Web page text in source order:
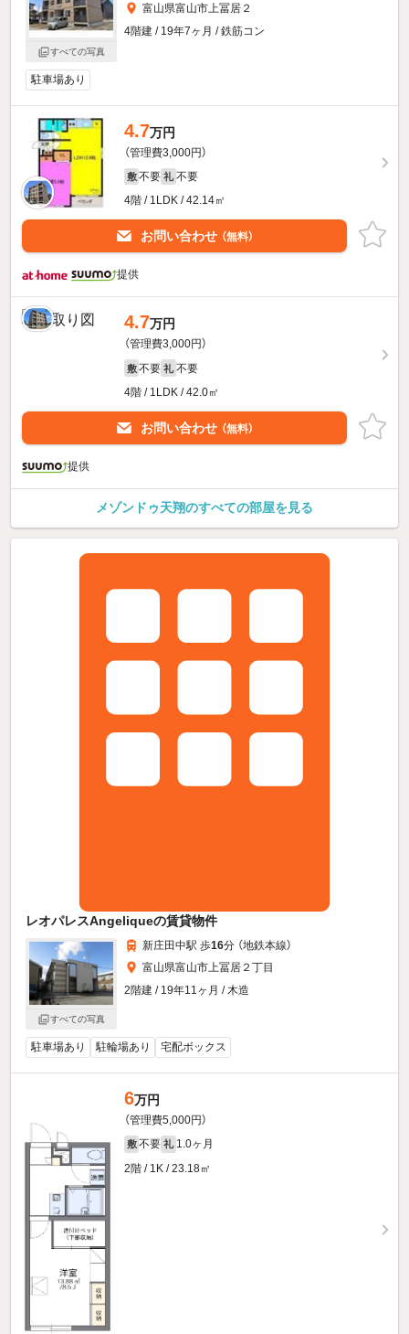
すべての写真
富山県富山市上冨居２
4階建 / 19年7ヶ月 / 鉄筋コン
駐車場あり
4.7万円
（管理費3,000円）
敷 不要 礼 不要
4階 / 1LDK / 42.14㎡
お問い合わせ （無料）
提供
4.7万円
（管理費3,000円）
敷 不要 礼 不要
4階 / 1LDK / 42.0㎡
お問い合わせ （無料）
提供
メゾンドゥ天翔のすべての部屋を見る
レオパレスAngeliqueの賃貸物件
すべての写真
新庄田中駅 歩16分 （地鉄本線）
富山県富山市上冨居２丁目
2階建 / 19年11ヶ月 / 木造
駐車場あり 駐輪場あり 宅配ボックス
6万円
（管理費5,000円）
敷 不要 礼 1.0ヶ月
2階 / 1K / 23.18㎡